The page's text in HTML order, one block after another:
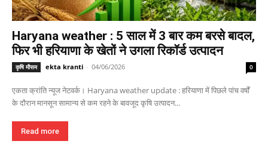
Haryana weather : 5 साल में 3 बार कम बरसे बादल,
फिर भी हरियाणा के खेतों ने उगला रिकॉर्ड उत्पादन
कृषि मौसम ekta kranti - 04/06/2026 0
एकता क्रांति न्यूज नेटवर्क। Haryana weather update : हरियाणा में पिछले पांच वर्षों
के दौरान मानसून सामान्य से कम रहने के बावजूद कृषि उत्पादन...
Read more